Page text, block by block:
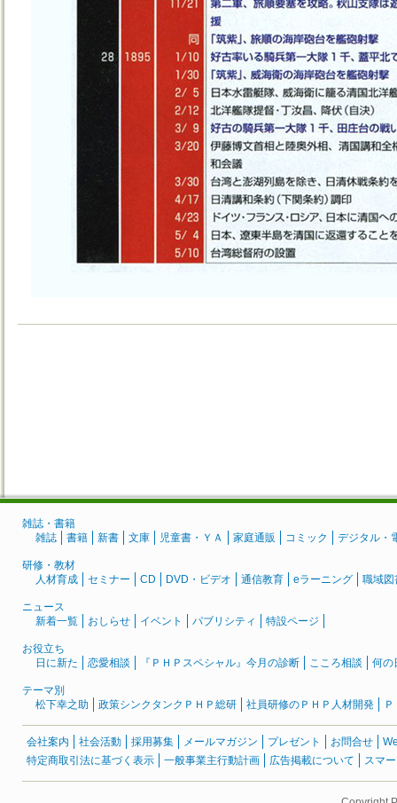
雑誌・書籍
雑誌
書籍 新書 文庫 児童書・ＹＡ 家庭通販 コミック デジタル・
研修・教材
人材育成
セミナー CD DVD・ビデオ 通信教育 eラーニング 職域図
ニュース
新着一覧
おしらせ イベント パブリシティ 特設ページ
お役立ち
日に新た
恋愛相談 『ＰＨＰスペシャル』今月の診断 こころ相談 何の
テーマ別
松下幸之助
政策シンクタンクＰＨＰ総研 社員研修のＰＨＰ人材開発
会社案内 社会活動 採用募集 メールマガジン プレゼント お問合せ
特定商取引法に基づく表示
一般事業主行動計画 広告掲載について スマ